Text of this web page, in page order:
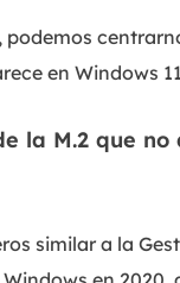
en Windows
la M.2 que
similar a la